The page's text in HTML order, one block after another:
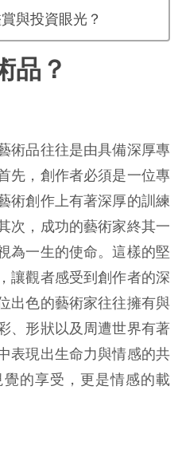
與投資眼光？
品？
術品往往是由具備深厚專
先，創作者必須是一位專
術創作上有著深厚的訓練
次，成功的藝術家終其一
為一生的使命。這樣的堅
讓觀者感受到創作者的深
出色的藝術家往往擁有與
、形狀以及周遭世界有著
表現出生命力與情感的共
的享受，更是情感的載